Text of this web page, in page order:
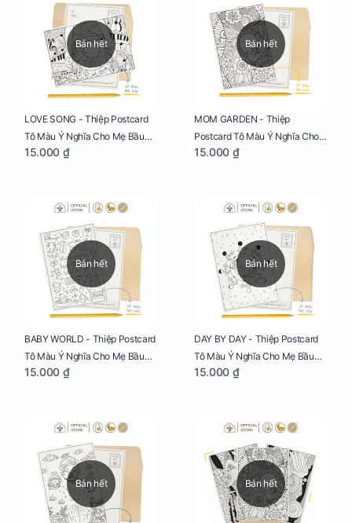
Bán hết
LOVE SONG - Thiệp Postcard
Tô Màu Ý Nghĩa Cho Mẹ Bầu
Sáng Tạo, Thư Giãn Và Hạnh
15.000 ₫
Bán hết
MOM GARDEN - Thiệp
Postcard Tô Màu Ý Nghĩa Cho
Mẹ Bầu Sáng Tạo, Thư Giãn Và
15.000 ₫
Bán hết
BABY WORLD - Thiệp Postcard
Tô Màu Ý Nghĩa Cho Mẹ Bầu
Sáng Tạo, Thư Giãn Và Hạnh
15.000 ₫
Bán hết
DAY BY DAY - Thiệp Postcard
Tô Màu Ý Nghĩa Cho Mẹ Bầu
Sáng Tạo, Thư Giãn Và Hạnh
15.000 ₫
Bán hết Bán hết